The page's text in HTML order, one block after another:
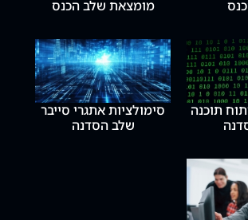
מומצאת שלב הכנס
תוכנה
סימולציות אתגרי סייבר
שלב הסדנה